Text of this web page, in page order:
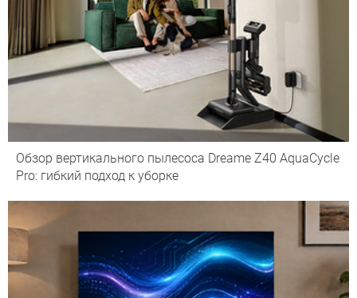
Обзор вертикального пылесоса Dreame Z40 AquaCycle
Pro: гибкий подход к уборке